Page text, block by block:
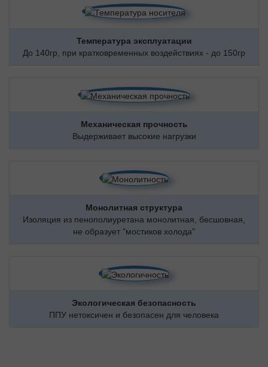
Температура эксплуатации
До 140гр, при кратковременных воздействиях - до 150гр
Механическая прочность
Выдерживает высокие нагрузки
Монолитная структура
Изоляция из пенополиуретана монолитная, бесшовная,
не образует "мостиков холода"
Экологическая безопасность
ППУ нетоксичен и безопасен для человека